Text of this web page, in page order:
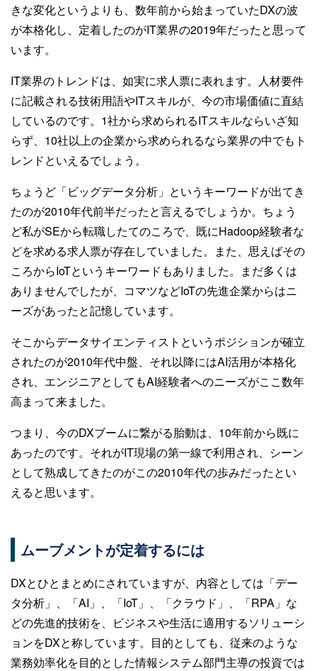
きな変化というよりも、数年前から始まっていたDXの波
が本格化し、定着したのがIT業界の2019年だったと思って
います。
IT業界のトレンドは、如実に求人票に表れます。人材要件
に記載される技術用語やITスキルが、今の市場価値に直結
しているのです。1社から求められるITスキルならいざ知
らず、10社以上の企業から求められるなら業界の中でもト
レンドといえるでしょう。
ちょうど「ビッグデータ分析」というキーワードが出てき
たのが2010年代前半だったと言えるでしょうか。ちょう
ど私がSEから転職したてのころで、既にHadoop経験者な
どを求める求人票が存在していました。また、思えばその
ころからIoTというキーワードもありました。まだ多くは
ありませんでしたが、コマツなどIoTの先進企業からはニ
ーズがあったと記憶しています。
そこからデータサイエンティストというポジションが確立
されたのが2010年代中盤、それ以降にはAI活用が本格化
され、エンジニアとしてもAI経験者へのニーズがここ数年
高まって来ました。
つまり、今のDXブームに繋がる胎動は、10年前から既に
あったのです。それがIT現場の第一線で利用され、シーン
として熟成してきたのがこの2010年代の歩みだったとい
えると思います。
ムーブメントが定着するには
DXとひとまとめにされていますが、内容としては「デー
タ分析」、「AI」、「IoT」、「クラウド」、「RPA」な
どの先進的技術を、ビジネスや生活に適用するソリューシ
ョンをDXと称しています。目的としても、従来のような
業務効率化を目的とした情報システム部門主導の投資では